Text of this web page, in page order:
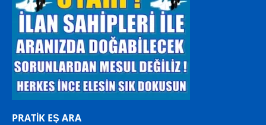
PRATİK EŞ ARA